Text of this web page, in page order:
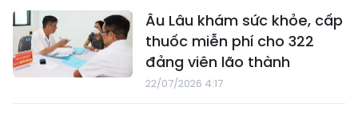
Âu Lâu khám sức khỏe, cấp
thuốc miễn phí cho 322
đảng viên lão thành
22/07/2026 4:17